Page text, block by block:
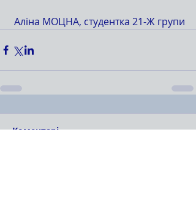
Аліна МОЦНА, студентка 21-Ж групи
Коментарі